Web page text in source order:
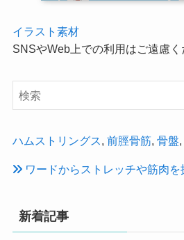
イラスト素材
SNSやWeb上での利用はご遠慮く
ハムストリングス, 前脛骨筋, 骨盤
ワードからストレッチや筋肉を
新着記事